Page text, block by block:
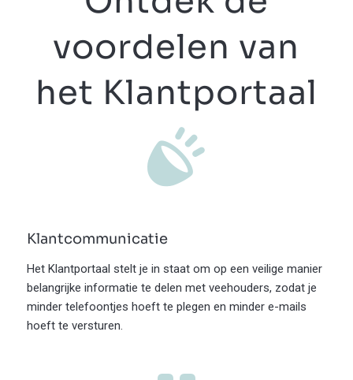
voordelen van
het Klantportaal
Klantcommunicatie
Het Klantportaal stelt je in staat om op een veilige manier
belangrijke informatie te delen met veehouders, zodat je
minder telefoontjes hoeft te plegen en minder e-mails
hoeft te versturen.